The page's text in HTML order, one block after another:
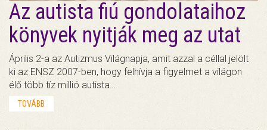
Az autista fiú gondolataihoz
könyvek nyitják meg az utat
Április 2-a az Autizmus Világnapja, amit azzal a céllal jelölt
ki az ENSZ 2007-ben, hogy felhívja a figyelmet a világon
élő több tíz millió autista…
TOVÁBB